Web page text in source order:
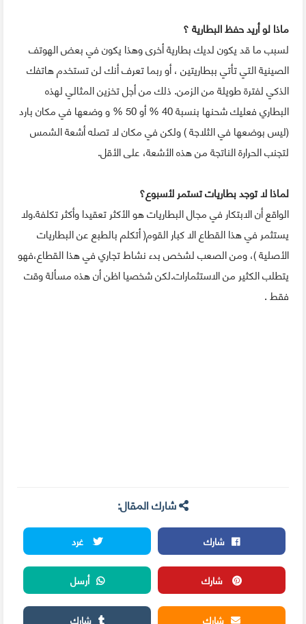
ماذا لو أريد حفظ البطارية ؟
لسبب ما قد يكون لديك بطارية أخرى وهذا يكون في بعض الهوتف
الصينية التي تأتي ببطاريتين ، أو ربما تعرف أنك لن تستخدم هاتفك
الذكي لفترة طويلة من الزمن. ذلك من أجل تخزين المثالي لهذه
البطاري فعليك شحنها بنسبة 40 % أو 50 % و وضعها في مكان بارد
(ليس بوضعها في الثلاجة ) ولكن في مكان لا تصله أشعة الشمس
لتجنب الحرارة الناتجة من هذه الأشعة، على الأقل.
لماذا لا توجد بطاريات تستمر لأسبوع؟
الواقع أن الابتكار في مجال البطاريات هو الأكثر تعقيدا وأكثر تكلفة.ولا
يستثمر في هذا القطاع الا كبار القوم( أتكلم بالطبع عن البطاريات
الأصلية )، ومن الصعب لشخص بدء نشاط تجاري في هذا القطاع،فهو
يتطلب الكثير من الاستثمارات.لكن شخصيا اظن أن هذه مسألة وقت
فقط .
شارك المقال:
شارك
غرد
شارك
أرسل
شارك
شارك